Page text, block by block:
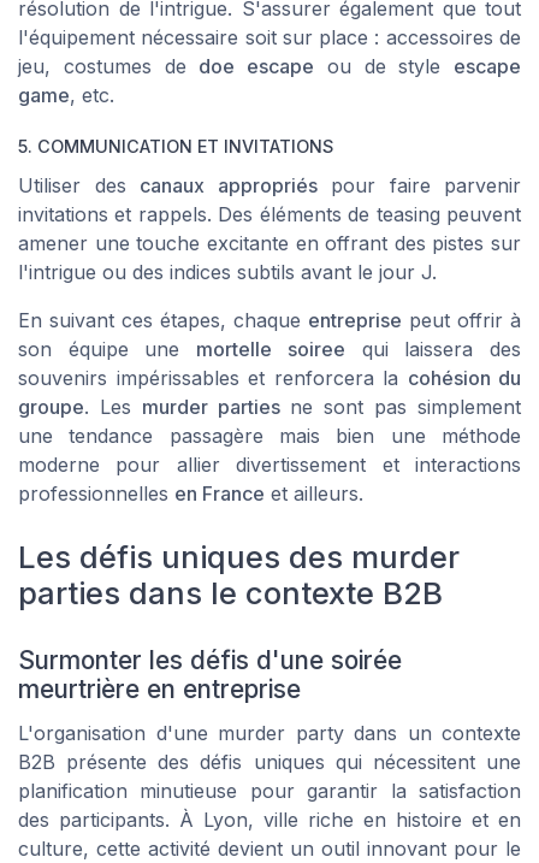
résolution de l'intrigue. S'assurer également que tout
l'équipement nécessaire soit sur place : accessoires de
jeu, costumes de doe escape ou de style escape
game, etc.
5. COMMUNICATION ET INVITATIONS
Utiliser des canaux appropriéspour faire parvenir
invitations et rappels. Des éléments de teasing peuvent
amener une touche excitante en offrant des pistes sur
l'intrigue ou des indices subtils avant le jour J.
En suivant ces étapes, chaque entreprise peut offrir à
son équipe une mortelle soiree qui laissera des
souvenirs impérissables et renforcera la cohésion du
groupe. Les murder partiesne sont pas simplement
une tendance passagère mais bien une méthode
moderne pour allier divertissement et interactions
professionnelles en France et ailleurs.
Les défis uniques des murder
parties dans le contexte B2B
Surmonter les défis d'une soirée
meurtrière en entreprise
L'organisation d'une murder party dans un contexte
B2B présente des défis uniques qui nécessitent une
planification minutieuse pour garantir la satisfaction
des participants. À Lyon, ville riche en histoire et en
culture, cette activité devient un outil innovant pour le